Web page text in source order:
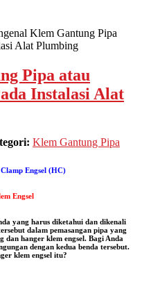
Klem Gantung Pipa
Alat Plumbing
Pipa atau
Instalasi Alat
Klem Gantung Pipa
Engsel (HC)
Engsel
yang harus diketahui dan dikenali
dalam pemasangan pipa yang
dan hanger klem engsel. Bagi Anda
dengan kedua benda tersebut.
klem engsel itu?